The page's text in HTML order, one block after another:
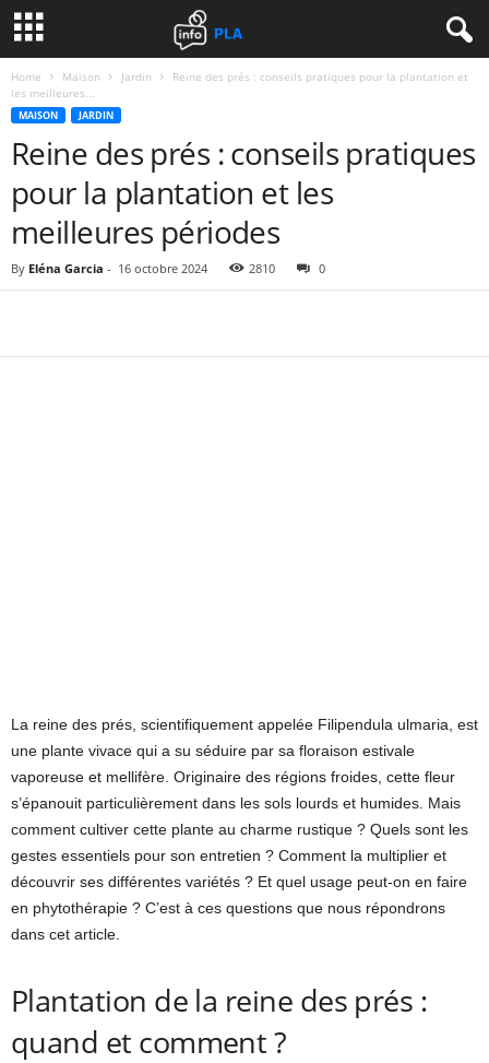
Home Maison Jardin
Reine des prés : conseils pratiques pour la plantation et
les meilleures...
MAISON JARDIN
Reine des prés : conseils pratiques
pour la plantation et les
meilleures périodes
By Eléna Garcia - 16 octobre 2024 2810 0
La reine des prés, scientifiquement appelée Filipendula ulmaria, est
une plante vivace qui a su séduire par sa floraison estivale
vaporeuse et mellifère. Originaire des régions froides, cette fleur
s’épanouit particulièrement dans les sols lourds et humides. Mais
comment cultiver cette plante au charme rustique ? Quels sont les
gestes essentiels pour son entretien ? Comment la multiplier et
découvrir ses différentes variétés ? Et quel usage peut-on en faire
en phytothérapie ? C’est à ces questions que nous répondrons
dans cet article.
Plantation de la reine des prés :
quand et comment ?